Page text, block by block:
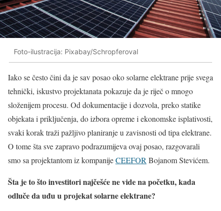
Foto-ilustracija: Pixabay/Schropferoval
Iako se često čini da je sav posao oko solarne elektrane prije svega
tehnički, iskustvo projektanata pokazuje da je riječ o mnogo
složenijem procesu. Od dokumentacije i dozvola, preko statike
objekata i priključenja, do izbora opreme i ekonomske isplativosti,
svaki korak traži pažljivo planiranje u zavisnosti od tipa elektrane.
O tome šta sve zapravo podrazumijeva ovaj posao, razgovarali
smo sa projektantom iz kompanijeCEEFOR Bojanom Stevićem.
Šta je to što investitori najčešće ne vide na početku, kada
odluče da uđu u projekat solarne elektrane?